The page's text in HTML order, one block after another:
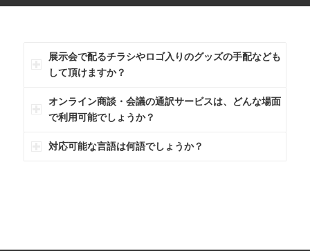
展示会で配るチラシやロゴ入りのグッズの手配なども
して頂けますか？
オンライン商談・会議の通訳サービスは、どんな場面
で利用可能でしょうか？
対応可能な言語は何語でしょうか？